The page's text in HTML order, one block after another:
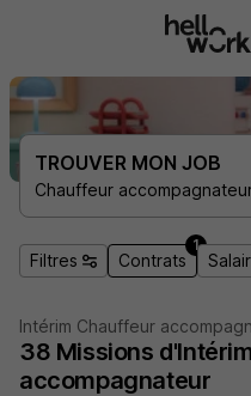
TROUVER MON JOB
Chauffeur
Filtres Contrats
1
Intérim Chauffeur
38 Missions
accompagnateur